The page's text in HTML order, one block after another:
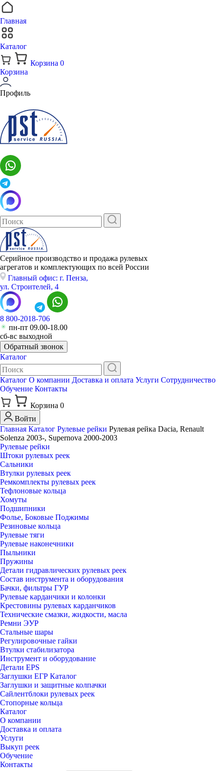
Главная
Каталог
Корзина 0
Корзина
Профиль
Серийное производство и продажа рулевых
агрегатов и комплектующих по всей России
Главный офис: г. Пенза,
ул. Строителей, 4
8 800-2018-706
пн-пт 09.00-18.00
сб-вс выходной
Обратный звонок
Каталог
Каталог О компании Доставка и оплата Услуги Сотрудничество
Обучение Контакты
Корзина 0
Войти
Главная Каталог Рулевые рейки Рулевая рейка Dacia, Renault
Solenza 2003-, Supernova 2000-2003
Рулевые рейки
Штоки рулевых реек
Сальники
Втулки рулевых реек
Ремкомплекты рулевых реек
Тефлоновые кольца
Хомуты
Подшипники
Фолье, Боковые Поджимы
Резиновые кольца
Рулевые тяги
Рулевые наконечники
Пыльники
Пружины
Детали гидравлических рулевых реек
Состав инструмента и оборудования
Бачки, фильтры ГУР
Рулевые карданчики и колонки
Крестовины рулевых карданчиков
Технические смазки, жидкости, масла
Ремни ЭУР
Стальные шары
Регулировочные гайки
Втулки стабилизатора
Инструмент и оборудование
Детали EPS
Заглушки ЕГР Каталог
Заглушки и защитные колпачки
Сайлентблоки рулевых реек
Стопорные кольца
Каталог
О компании
Доставка и оплата
Услуги
Выкуп реек
Обучение
Контакты